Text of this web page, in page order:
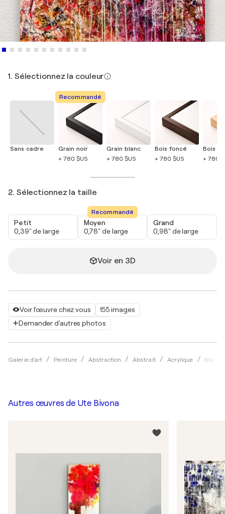
Voir l'œuvre chez vous
155 images
Demander d'autres photos
Galerie d'art Peinture Abstraction Abstrait Acrylique Ute
1. Sélectionnez la couleur
Sans cadre
Recommandé
Grain noir
+ 780 $US
Grain blanc
+ 780 $US
Bois foncé
+ 780 $US
Bois
+ 780
2. Sélectionnez la taille
Petit
0,39" de large
Recommandé
Moyen
0,78" de large
Grand
0,98" de large
Voir en 3D
Autres œuvres de Ute Bivona